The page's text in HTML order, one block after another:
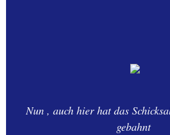
Nun , auch hier hat das
gebahnt